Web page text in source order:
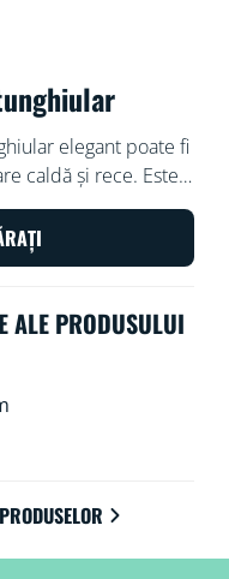
elegant poate fi
caldă și rece. Este
bine și în
ALE PRODUSULUI